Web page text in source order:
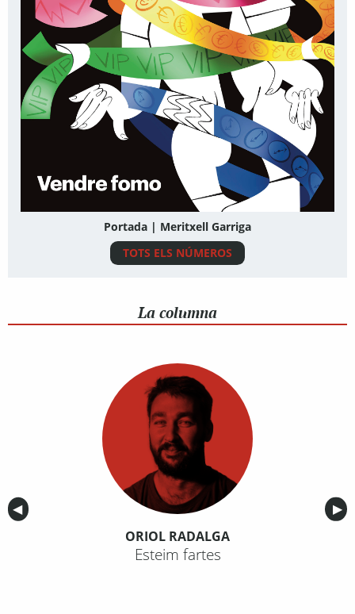
Portada | Meritxell Garriga
TOTS ELS NÚMEROS
La columna
Anterior
◀︎ ▶︎
ORIOL RADALGA
Esteim fartes